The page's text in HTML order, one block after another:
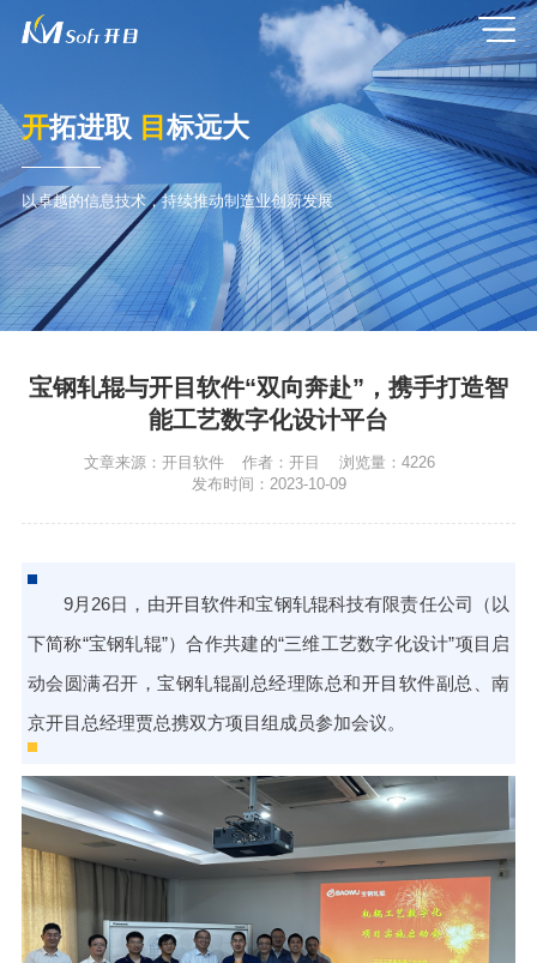
开拓进取 目 标远大
以卓越的信息技术，持续推动制造业创新发展
宝钢轧辊与开目软件“双向奔赴”，携手打造智
能工艺数字化设计平台
文章来源： 开目软件 作者：开目 浏览量： 4226
发布时间： 2023-10-09
9月26日，由开目软件和宝钢轧辊科技有限责任公司（以
下简称“宝钢轧辊”）合作共建的“三维工艺数字化设计”项目启
动会圆满召开，宝钢轧辊副总经理陈总和开目软件副总、南
京开目总经理贾总携双方项目组成员参加会议。